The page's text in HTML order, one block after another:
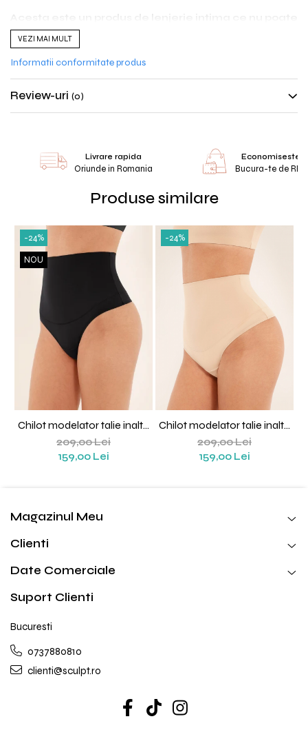
fi returnat/schimbat din motive de igiena. Ne
asiguram in acest mod ca veti primi un produs
Va rugam sa acordati atentie sporita atunci cand va
alegeti si selectati marimea.
VEZI MAI MULT
Informatii conformitate produs
Review-uri (0)
Livrare rapida
Oriunde in Romania
Economiseste
Bucura-te de
Produse similare
-24%
NOU
Chilot modelator talie inalta
Isadora (Negru)
209,00 Lei
159,00 Lei
-24%
Chilot modelator talie inalta
Isadora (Nude)
209,00 Lei
159,00 Lei
Magazinul Meu
Clienti
Date Comerciale
Suport Clienti
Bucuresti
0737880810
clienti@sculpt.ro